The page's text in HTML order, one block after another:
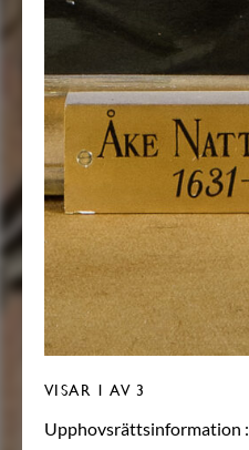
VISAR 1 AV 3
Upphovsrättsinformation :